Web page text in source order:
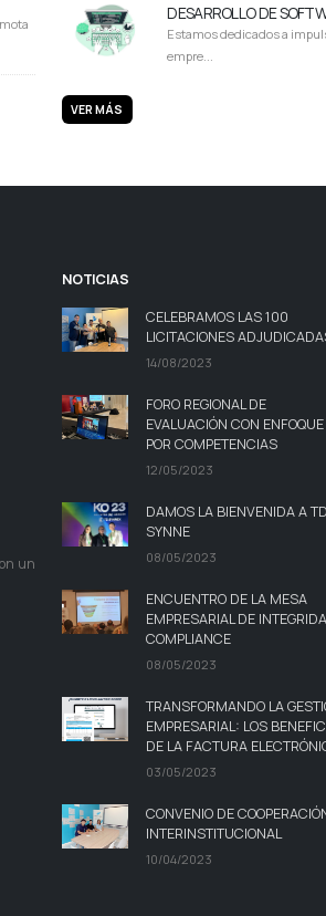
DESARROLLO DE
Estamos dedicados a
empre...
VER MÁS
un
NOTICIAS
CELEBRAMOS LAS 100
LICITACIONES
14/08/2023
FORO REGIONAL DE
EVALUACIÓN CON ENFOQUE
POR COMPETENCIAS
12/05/2023
DAMOS LA BIENVENIDA A TD
SYNNE
08/05/2023
ENCUENTRO DE LA MESA
EMPRESARIAL DE
COMPLIANCE
08/05/2023
TRANSFORMANDO LA
EMPRESARIAL: LOS
DE LA FACTURA
03/05/2023
CONVENIO DE
INTERINSTITUCIONAL
10/04/2023